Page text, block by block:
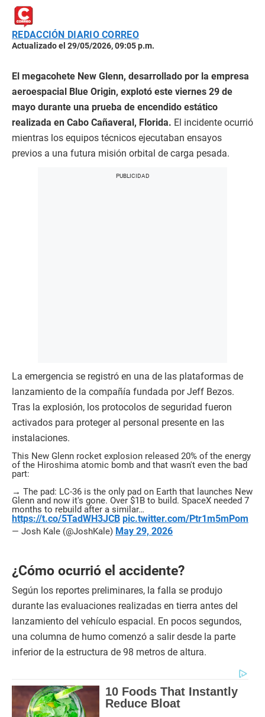
REDACCIÓN DIARIO CORREO
Actualizado el 29/05/2026, 09:05 p.m.
El megacohete New Glenn, desarrollado por la empresa
aeroespacial Blue Origin, explotó este viernes 29 de
mayo durante una prueba de encendido estático
realizada en Cabo Cañaveral, Florida. El incidente ocurrió
mientras los equipos técnicos ejecutaban ensayos
previos a una futura misión orbital de carga pesada.
La emergencia se registró en una de las plataformas de
lanzamiento de la compañía fundada por Jeff Bezos.
Tras la explosión, los protocolos de seguridad fueron
activados para proteger al personal presente en las
instalaciones.
This New Glenn rocket explosion released 20% of the energy
of the Hiroshima atomic bomb and that wasn't even the bad
part:
→ The pad: LC-36 is the only pad on Earth that launches New
Glenn and now it's gone. Over $1B to build. SpaceX needed 7
months to rebuild after a similar…
https://t.co/5TadWH3JCB pic.twitter.com/Ptr1m5mPom
— Josh Kale (@JoshKale) May 29, 2026
¿Cómo ocurrió el accidente?
Según los reportes preliminares, la falla se produjo
durante las evaluaciones realizadas en tierra antes del
lanzamiento del vehículo espacial. En pocos segundos,
una columna de humo comenzó a salir desde la parte
inferior de la estructura de 98 metros de altura.